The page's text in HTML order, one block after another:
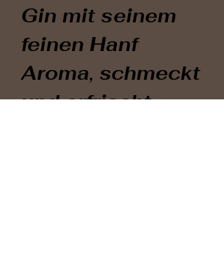
Gin mit seinem
feinen Hanf
Aroma, schmeckt
und erfrischt